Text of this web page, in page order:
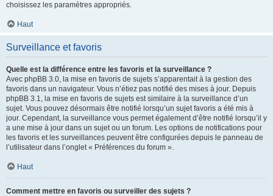
choisissez les paramètres appropriés.
Haut
Surveillance et favoris
Quelle est la différence entre les favoris et la surveillance ?
Avec phpBB 3.0, la mise en favoris de sujets s’apparentait à la gestion des
favoris dans un navigateur. Vous n’étiez pas notifié des mises à jour. Depuis
phpBB 3.1, la mise en favoris de sujets est similaire à la surveillance d’un
sujet. Vous pouvez désormais être notifié lorsqu’un sujet favoris a été mis à
jour. Cependant, la surveillance vous permet également d’être notifié lorsqu’il y
a une mise à jour dans un sujet ou un forum. Les options de notifications pour
les favoris et les surveillances peuvent être configurées depuis le panneau de
l’utilisateur dans l’onglet « Préférences du forum ».
Haut
Comment mettre en favoris ou surveiller des sujets ?